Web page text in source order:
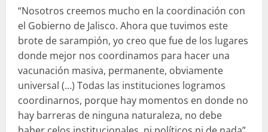
“Nosotros creemos mucho en la coordinación con
el Gobierno de Jalisco. Ahora que tuvimos este
brote de sarampión, yo creo que fue de los lugares
donde mejor nos coordinamos para hacer una
vacunación masiva, permanente, obviamente
universal (…) Todas las instituciones logramos
coordinarnos, porque hay momentos en donde no
hay barreras de ninguna naturaleza, no debe